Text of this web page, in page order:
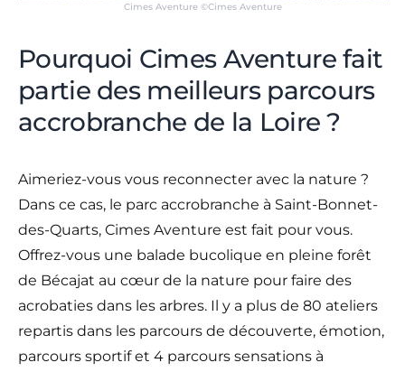
Cimes Aventure ©Cimes Aventure
Pourquoi Cimes Aventure fait
partie des meilleurs parcours
accrobranche de la Loire ?
Aimeriez-vous vous reconnecter avec la nature ?
Dans ce cas, le parc accrobranche à Saint-Bonnet-
des-Quarts, Cimes Aventure est fait pour vous.
Offrez-vous une balade bucolique en pleine forêt
de Bécajat au cœur de la nature pour faire des
acrobaties dans les arbres. Il y a plus de 80 ateliers
repartis dans les parcours de découverte, émotion,
parcours sportif et 4 parcours sensations à